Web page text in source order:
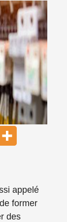
appelé
former
des